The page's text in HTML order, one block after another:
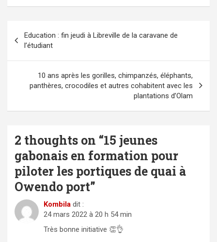
de
l’article
Education : fin jeudi à Libreville de la caravane de
l’étudiant
10 ans après les gorilles, chimpanzés, éléphants,
panthères, crocodiles et autres cohabitent avec les
plantations d’Olam
2 thoughts on “15 jeunes
gabonais en formation pour
piloter les portiques de quai à
Owendo port”
Kombila dit :
24 mars 2022 à 20 h 54 min
Très bonne initiative 👏👌